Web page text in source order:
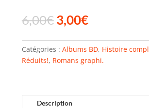
6,00€3,00€
Catégories : Albums BD, Histoire
Réduits!, Romans graphi.
Description